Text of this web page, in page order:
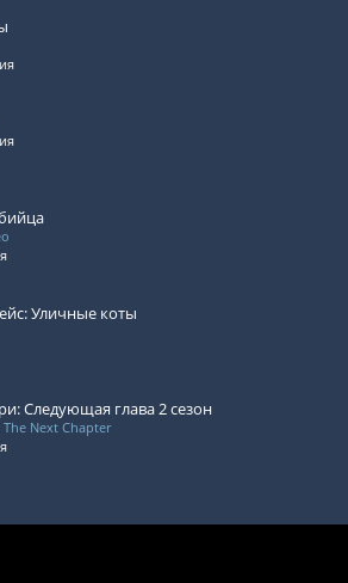
Уличные коты
Следующая глава 2 сезон
Next Chapter